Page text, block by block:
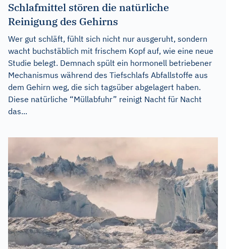
Schlafmittel stören die natürliche
Reinigung des Gehirns
Wer gut schläft, fühlt sich nicht nur ausgeruht, sondern
wacht buchstäblich mit frischem Kopf auf, wie eine neue
Studie belegt. Demnach spült ein hormonell betriebener
Mechanismus während des Tiefschlafs Abfallstoffe aus
dem Gehirn weg, die sich tagsüber abgelagert haben.
Diese natürliche “Müllabfuhr” reinigt Nacht für Nacht
das...